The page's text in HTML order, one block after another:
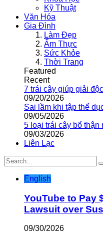
Kỹ Thuật
Văn Hóa
Gia Đình
Làm Đẹp
Ẩm Thực
Sức Khỏe
Thời Trang
Featured
Recent
7 trái cây giúp giải
09/20/2026
Sai lầm khi tập thể
09/05/2026
5 loại trái cây bổ
09/03/2026
Liên Lạc
English
YouTube to Pay
Lawsuit over
09/30/2026